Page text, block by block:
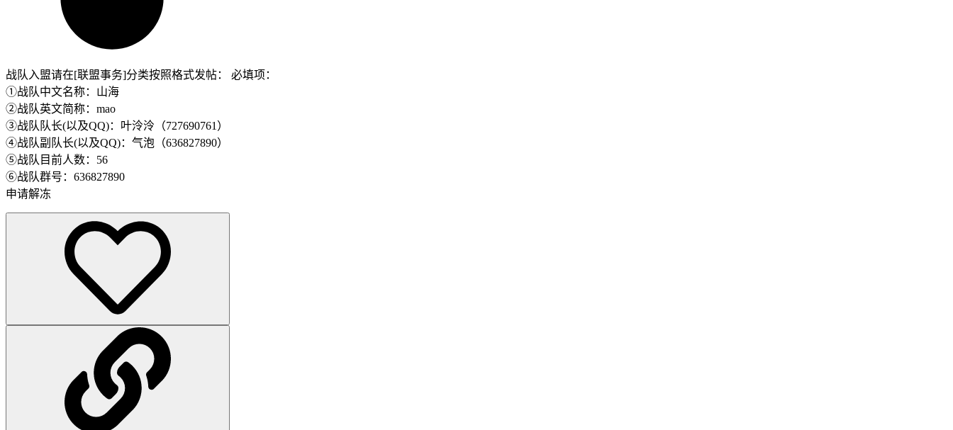
战队入盟请在[联盟事务]分类按照格式发帖： 必填项：
①战队中文名称：山海
②战队英文简称：mao
③战队队长(以及QQ)：叶泠泠（727690761）
④战队副队长(以及QQ)：气泡（636827890）
⑤战队目前人数：56
⑥战队群号：636827890
申请解冻